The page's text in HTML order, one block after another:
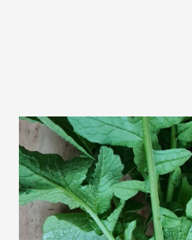
Klassisches, rundes, rotes
und Herbstanbau.